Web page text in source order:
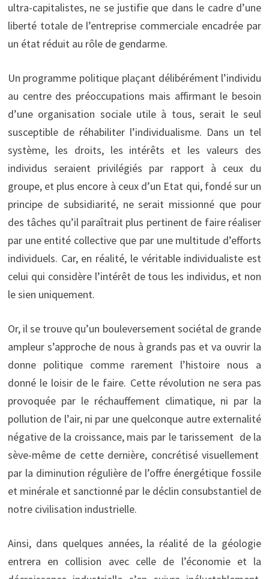
ultra-capitalistes, ne se justifie que dans le cadre d’une
liberté totale de l’entreprise commerciale encadrée par
un état réduit au rôle de gendarme.
Un programme politique plaçant délibérément l’individu
au centre des préoccupations mais affirmant le besoin
d’une organisation sociale utile à tous, serait le seul
susceptible de réhabiliter l’individualisme. Dans un tel
système, les droits, les intérêts et les valeurs des
individus seraient privilégiés par rapport à ceux du
groupe, et plus encore à ceux d’un Etat qui, fondé sur un
principe de subsidiarité, ne serait missionné que pour
des tâches qu’il paraîtrait plus pertinent de faire réaliser
par une entité collective que par une multitude d’efforts
individuels. Car, en réalité, le véritable individualiste est
celui qui considère l’intérêt de tous les individus, et non
le sien uniquement.
Or, il se trouve qu’un bouleversement sociétal de grande
ampleur s’approche de nous à grands pas et va ouvrir la
donne politique comme rarement l’histoire nous a
donné le loisir de le faire. Cette révolution ne sera pas
provoquée par le réchauffement climatique, ni par la
pollution de l’air, ni par une quelconque autre externalité
négative de la croissance, mais par le tarissement de la
sève-même de cette dernière, concrétisé visuellement
par la diminution régulière de l’offre énergétique fossile
et minérale et sanctionné par le déclin consubstantiel de
notre civilisation industrielle.
Ainsi, dans quelques années, la réalité de la géologie
entrera en collision avec celle de l’économie et la